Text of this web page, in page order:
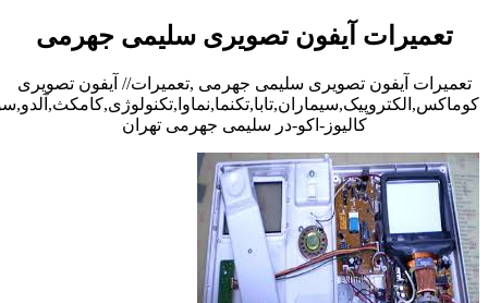
تعمیرات آیفون تصویری سلیمی جهرمی
تعمیرات آیفون تصویری سلیمی جهرمی ,تعمیرات// آیفون تصویری
کالیوز-اکو-در سلیمی جهرمی تهران